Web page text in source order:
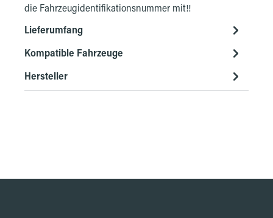
die Fahrzeugidentifikationsnummer mit!!
Lieferumfang
Kompatible Fahrzeuge
Hersteller